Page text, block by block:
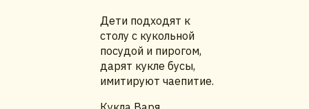
Дети подходят к
столу с кукольной
посудой и пирогом,
дарят кукле бусы,
имитируют чаепитие.